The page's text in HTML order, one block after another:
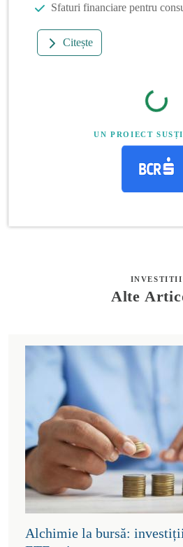
Sfaturi financiare pentru
Citește
UN PROIECT
INVESTITII
Alte
Alchimie la bursă: